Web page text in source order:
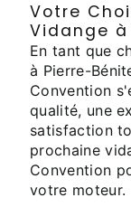
Votre
Vidange
En tant que
à Pierre-
Convention
qualité, une
satisfaction
prochaine
Convention
votre moteur.